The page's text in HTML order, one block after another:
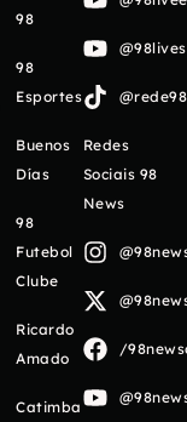
98
98
Esportes
Buenos
Días
98
Futebol
Clube
Ricardo
Amado
Catimba
Redes
Sociais 98
News
/